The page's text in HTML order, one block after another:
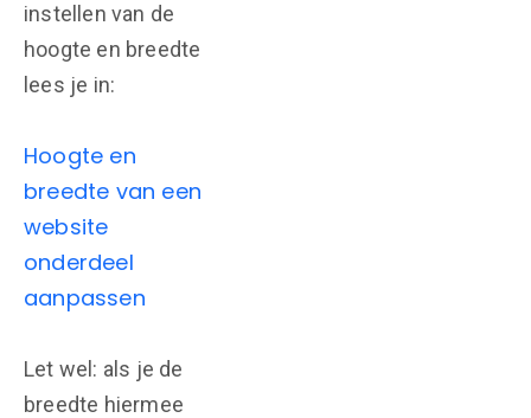
instellen van de
hoogte en breedte
lees je in:
Hoogte en
breedte van een
website
onderdeel
aanpassen
Let wel: als je de
breedte hiermee